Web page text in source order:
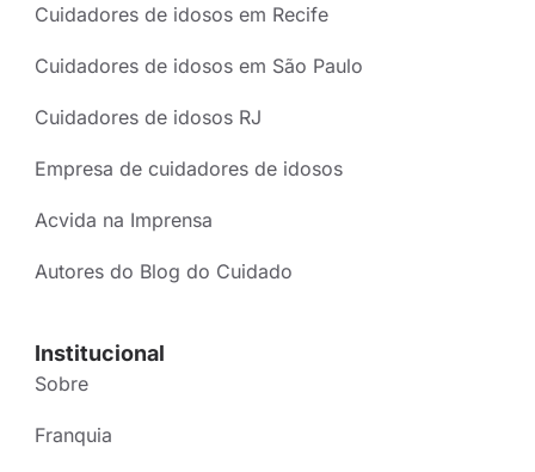
Cuidadores de idosos em Recife
Cuidadores de idosos em São Paulo
Cuidadores de idosos RJ
Empresa de cuidadores de idosos
Acvida na Imprensa
Autores do Blog do Cuidado
Institucional
Sobre
Franquia